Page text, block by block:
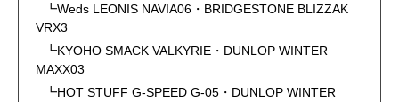
┗Weds LEONIS NAVIA06・BRIDGESTONE BLIZZAK
VRX3
┗KYOHO SMACK VALKYRIE・DUNLOP WINTER
MAXX03
┗HOT STUFF G-SPEED G-05・DUNLOP WINTER